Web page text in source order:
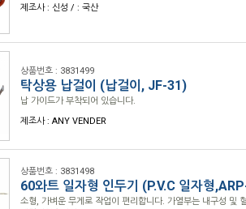
제조사 : 신성 / : 국산
상품번호 : 3831499
탁상용 납걸이 (납걸이, JF-31)
납 가이드가 부착되어 있습니다.
제조사 : ANY VENDER
상품번호 : 3831498
60와트 일자형 인두기 (P.V.C 일자형
소형, 가벼운 무게로 작업이 편리합니다. 가열부는 내구성 및